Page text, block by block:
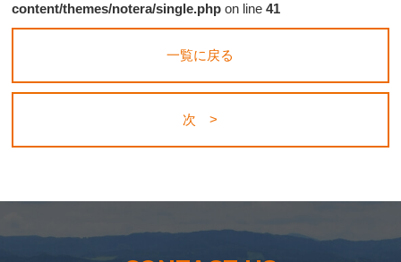
content/themes/notera/single.php on line41
一覧に戻る
次 >